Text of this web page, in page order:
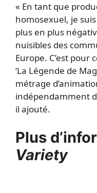
« En tant que
homosexuel, je
plus en plus
nuisibles des
Europe. C’est pour
‘La Légende de
métrage
indépendamment
il ajouté.
Plus
Variety